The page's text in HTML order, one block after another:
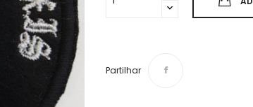
Partilhar